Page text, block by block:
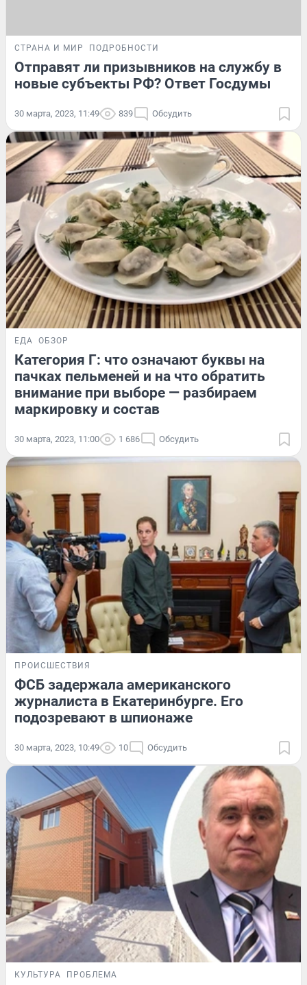
СТРАНА И МИР ПОДРОБНОСТИ
Отправят ли призывников на службу в
новые субъекты РФ? Ответ Госдумы
30 марта, 2023, 11:49 839 Обсудить
ЕДА ОБЗОР
Категория Г: что означают буквы на
пачках пельменей и на что обратить
внимание при выборе — разбираем
маркировку и состав
30 марта, 2023, 11:00 1 686 Обсудить
ПРОИСШЕСТВИЯ
ФСБ задержала американского
журналиста в Екатеринбурге. Его
подозревают в шпионаже
30 марта, 2023, 10:49 10 Обсудить
КУЛЬТУРА ПРОБЛЕМА